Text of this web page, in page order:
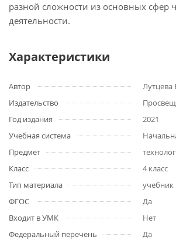
разной сложности из основных сфер
деятельности.
Характеристики
Автор
Лутцева
Издательство
Год издания
2021
Учебная система
Предмет
Класс
4 класс
Тип материала
учебник
ФГОС
Да
Входит в УМК
Нет
Федеральный перечень
Да